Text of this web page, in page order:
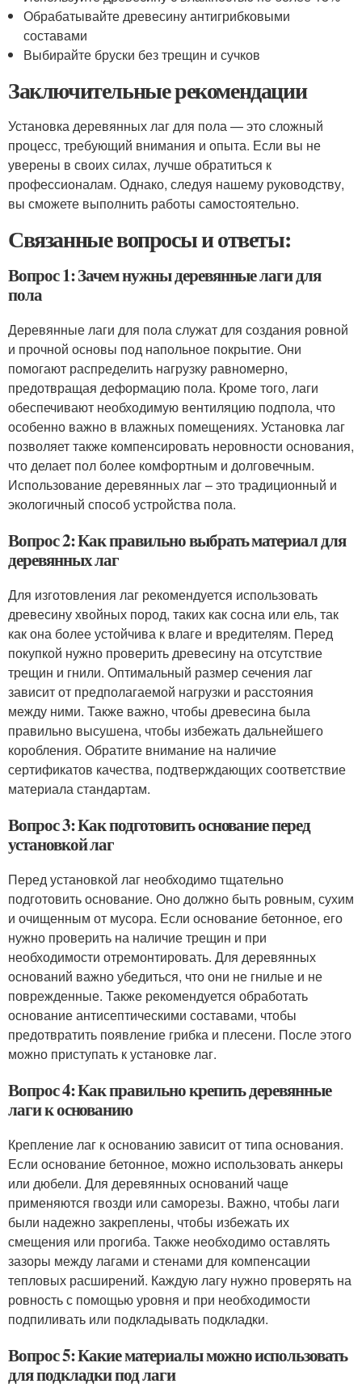
Обрабатывайте древесину антигрибковыми
составами
Выбирайте бруски без трещин и сучков
Заключительные рекомендации
Установка деревянных лаг для пола — это сложный
процесс, требующий внимания и опыта. Если вы не
уверены в своих силах, лучше обратиться к
профессионалам. Однако, следуя нашему руководству,
вы сможете выполнить работы самостоятельно.
Связанные вопросы и ответы:
Вопрос 1: Зачем нужны деревянные лаги для
пола
Деревянные лаги для пола служат для создания ровной
и прочной основы под напольное покрытие. Они
помогают распределить нагрузку равномерно,
предотвращая деформацию пола. Кроме того, лаги
обеспечивают необходимую вентиляцию подпола, что
особенно важно в влажных помещениях. Установка лаг
позволяет также компенсировать неровности основания,
что делает пол более комфортным и долговечным.
Использование деревянных лаг – это традиционный и
экологичный способ устройства пола.
Вопрос 2: Как правильно выбрать материал для
деревянных лаг
Для изготовления лаг рекомендуется использовать
древесину хвойных пород, таких как сосна или ель, так
как она более устойчива к влаге и вредителям. Перед
покупкой нужно проверить древесину на отсутствие
трещин и гнили. Оптимальный размер сечения лаг
зависит от предполагаемой нагрузки и расстояния
между ними. Также важно, чтобы древесина была
правильно высушена, чтобы избежать дальнейшего
коробления. Обратите внимание на наличие
сертификатов качества, подтверждающих соответствие
материала стандартам.
Вопрос 3: Как подготовить основание перед
установкой лаг
Перед установкой лаг необходимо тщательно
подготовить основание. Оно должно быть ровным, сухим
и очищенным от мусора. Если основание бетонное, его
нужно проверить на наличие трещин и при
необходимости отремонтировать. Для деревянных
оснований важно убедиться, что они не гнилые и не
поврежденные. Также рекомендуется обработать
основание антисептическими составами, чтобы
предотвратить появление грибка и плесени. После этого
можно приступать к установке лаг.
Вопрос 4: Как правильно крепить деревянные
лаги к основанию
Крепление лаг к основанию зависит от типа основания.
Если основание бетонное, можно использовать анкеры
или дюбели. Для деревянных оснований чаще
применяются гвозди или саморезы. Важно, чтобы лаги
были надежно закреплены, чтобы избежать их
смещения или прогиба. Также необходимо оставлять
зазоры между лагами и стенами для компенсации
тепловых расширений. Каждую лагу нужно проверять на
ровность с помощью уровня и при необходимости
подпиливать или подкладывать подкладки.
Вопрос 5: Какие материалы можно использовать
для подкладки под лаги